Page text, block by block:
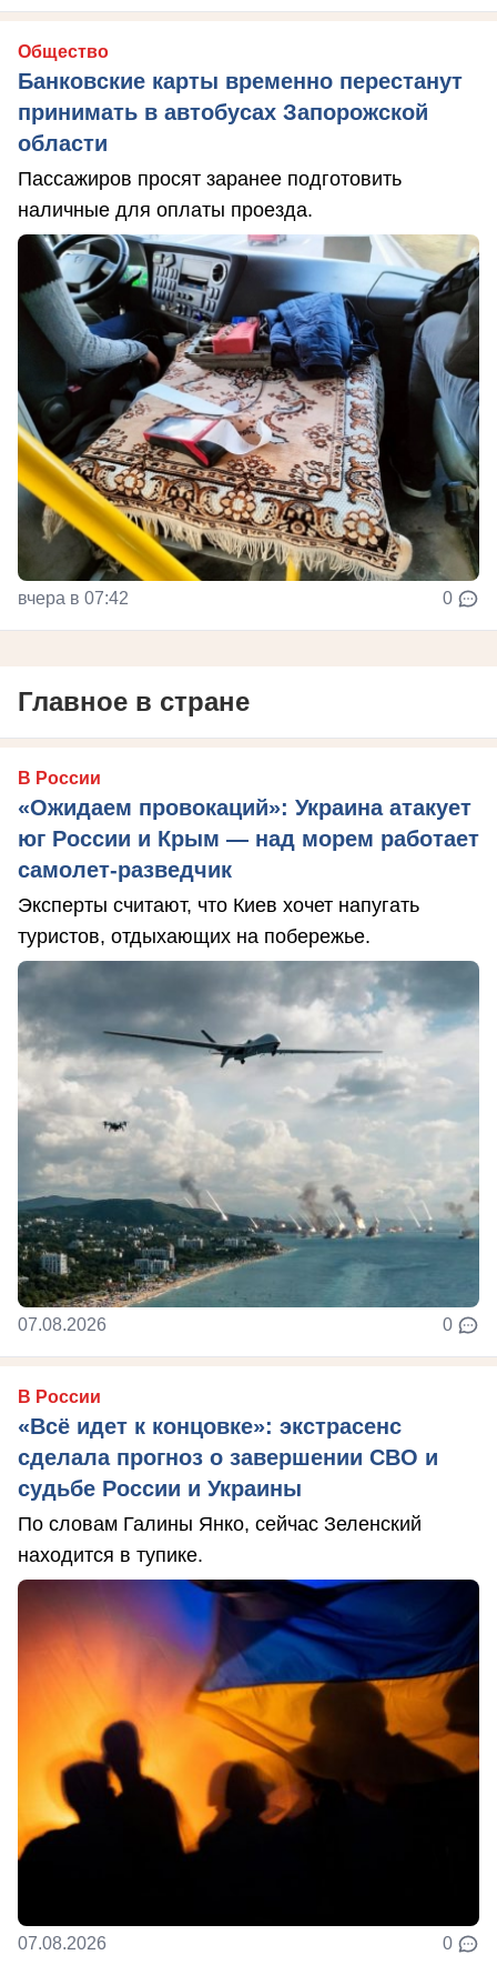
Общество
Банковские карты временно перестанут
принимать в автобусах Запорожской
области
Пассажиров просят заранее подготовить
наличные для оплаты проезда.
вчера в 07:42 0
Главное в стране
В России
«Ожидаем провокаций»: Украина атакует
юг России и Крым — над морем работает
самолет-разведчик
Эксперты считают, что Киев хочет напугать
туристов, отдыхающих на побережье.
07.08.2026 0
В России
«Всё идет к концовке»: экстрасенс
сделала прогноз о завершении СВО и
судьбе России и Украины
По словам Галины Янко, сейчас Зеленский
находится в тупике.
07.08.2026 0